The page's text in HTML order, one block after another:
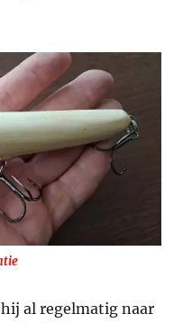
al regelmatig naar